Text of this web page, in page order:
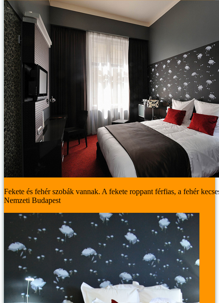
Fekete és fehér szobák vannak. A fekete roppant férfias, a fehér
Nemzeti Budapest